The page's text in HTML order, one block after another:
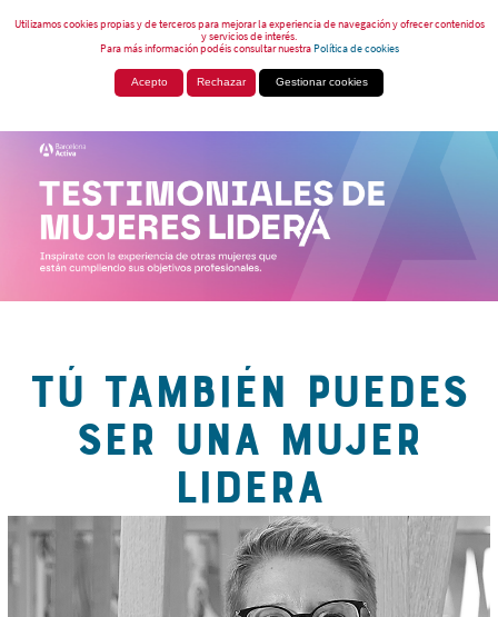
Utilizamos cookies propias y de terceros para mejorar la experiencia de navegación y ofrecer contenidos
y servicios de interés.
Para más información podéis consultar nuestraPolítica de cookies
Acepto Rechazar Gestionar cookies
TÚ TAMBIÉN PUEDES
SER UNA MUJER
LIDERA